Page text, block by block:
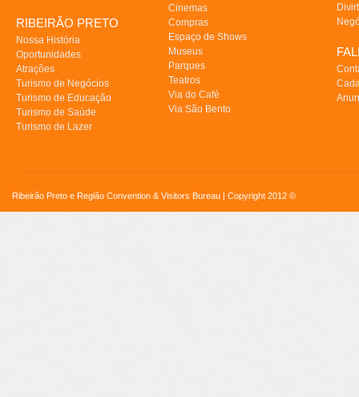
RIBEIRÃO PRETO
Nossa História
Oportunidades
Atrações
Turismo de Negócios
Turismo de Educação
Turismo de Saúde
Turismo de Lazer
Cinemas
Compras
Espaço de Shows
Museus
Parques
Teatros
Via do Café
Via São Bento
Ribeirão Preto e Região Convention & Visitors Bureau | Copyright 2012 ©